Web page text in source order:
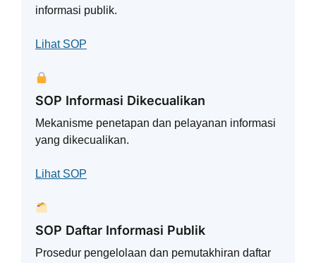
informasi publik.
Lihat SOP
SOP Informasi Dikecualikan
Mekanisme penetapan dan pelayanan informasi
yang dikecualikan.
Lihat SOP
SOP Daftar Informasi Publik
Prosedur pengelolaan dan pemutakhiran daftar